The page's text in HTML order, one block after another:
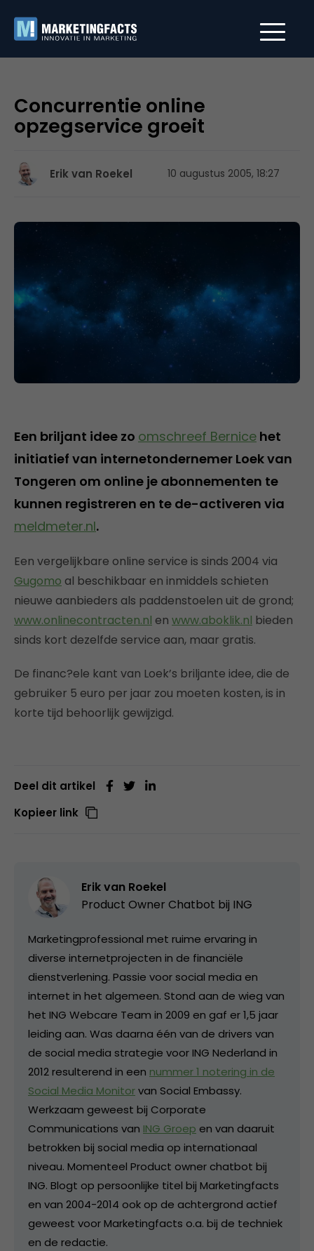
Concurrentie online
opzegservice groeit
Erik van Roekel 10 augustus 2005, 18:27
Een briljant idee zo omschreef Bernice het
initiatief van internetondernemer Loek van
Tongeren om online je abonnementen te
kunnen registreren en te de-activeren via
meldmeter.nl.
Een vergelijkbare online service is sinds 2004 via
Gugomo al beschikbaar en inmiddels schieten
nieuwe aanbieders als paddenstoelen uit de grond;
www.onlinecontracten.nl en www.aboklik.nl bieden
sinds kort dezelfde service aan, maar gratis.
De financ?ele kant van Loek’s briljante idee, die de
gebruiker 5 euro per jaar zou moeten kosten, is in
korte tijd behoorlijk gewijzigd.
Deel dit artikel
Kopieer link
Erik van Roekel
Product Owner Chatbot bij ING
Marketingprofessional met ruime ervaring in
diverse internetprojecten in de financiële
dienstverlening. Passie voor social media en
internet in het algemeen. Stond aan de wieg van
het ING Webcare Team in 2009 en gaf er 1,5 jaar
leiding aan. Was daarna één van de drivers van
de social media strategie voor ING Nederland in
2012 resulterend in een nummer 1 notering in de
Social Media Monitorvan Social Embassy.
Werkzaam geweest bij Corporate
Communications van ING Groep en van daaruit
betrokken bij social media op internationaal
niveau. Momenteel Product owner chatbot bij
ING. Blogt op persoonlijke titel bij Marketingfacts
en van 2004-2014 ook op de achtergrond actief
geweest voor Marketingfacts o.a. bij de techniek
en de redactie.